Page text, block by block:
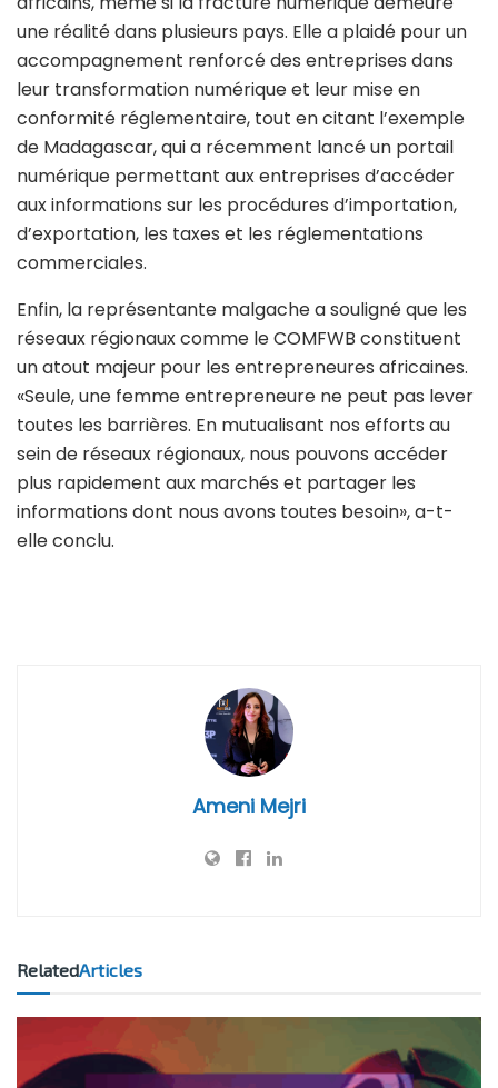
une réalité dans plusieurs pays. Elle a plaidé pour un
accompagnement renforcé des entreprises dans
leur transformation numérique et leur mise en
conformité réglementaire, tout en citant l’exemple
de Madagascar, qui a récemment lancé un portail
numérique permettant aux entreprises d’accéder
aux informations sur les procédures d’importation,
d’exportation, les taxes et les réglementations
commerciales.
Enfin, la représentante malgache a souligné que les
réseaux régionaux comme le COMFWB constituent
un atout majeur pour les entrepreneures africaines.
«Seule, une femme entrepreneure ne peut pas lever
toutes les barrières. En mutualisant nos efforts au
sein de réseaux régionaux, nous pouvons accéder
plus rapidement aux marchés et partager les
informations dont nous avons toutes besoin», a-t-
elle conclu.
Ameni Mejri
RelatedArticles